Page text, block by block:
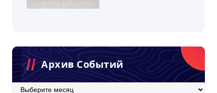
Архив Событий
Архив